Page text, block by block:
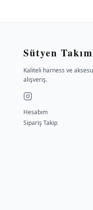
Sütyen Takım
Kaliteli harness ve
alışveriş.
Hesabım
Sipariş Takip